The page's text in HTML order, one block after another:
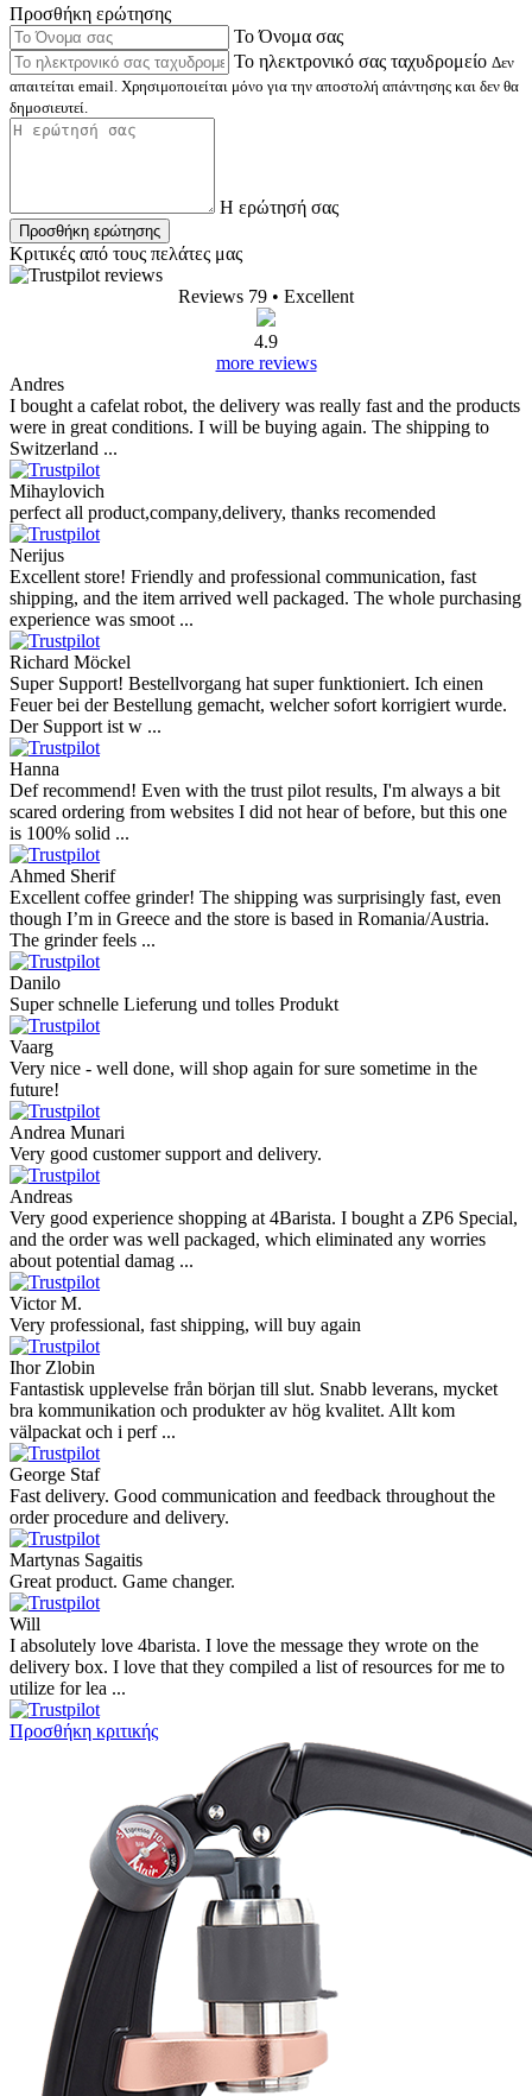
Προσθήκη ερώτησης
Το Όνομα σας
Το ηλεκτρονικό σας ταχυδρομείο Δεν
απαιτείται email. Χρησιμοποιείται μόνο για την αποστολή απάντησης και δεν θα
δημοσιευτεί.
Η ερώτησή σας
Προσθήκη ερώτησης
Κριτικές από τους πελάτες μας
Reviews 79 • Excellent
4.9
more reviews
Andres
I bought a cafelat robot, the delivery was really fast and the products
were in great conditions. I will be buying again. The shipping to
Switzerland ...
Mihaylovich
perfect all product,company,delivery, thanks recomended
Nerijus
Excellent store! Friendly and professional communication, fast
shipping, and the item arrived well packaged. The whole purchasing
experience was smoot ...
Richard Möckel
Super Support! Bestellvorgang hat super funktioniert. Ich einen
Feuer bei der Bestellung gemacht, welcher sofort korrigiert wurde.
Der Support ist w ...
Hanna
Def recommend! Even with the trust pilot results, I'm always a bit
scared ordering from websites I did not hear of before, but this one
is 100% solid ...
Ahmed Sherif
Excellent coffee grinder! The shipping was surprisingly fast, even
though I’m in Greece and the store is based in Romania/Austria.
The grinder feels ...
Danilo
Super schnelle Lieferung und tolles Produkt
Vaarg
Very nice - well done, will shop again for sure sometime in the
future!
Andrea Munari
Very good customer support and delivery.
Andreas
Very good experience shopping at 4Barista. I bought a ZP6 Special,
and the order was well packaged, which eliminated any worries
about potential damag ...
Victor M.
Very professional, fast shipping, will buy again
Ihor Zlobin
Fantastisk upplevelse från början till slut. Snabb leverans, mycket
bra kommunikation och produkter av hög kvalitet. Allt kom
välpackat och i perf ...
George Staf
Fast delivery. Good communication and feedback throughout the
order procedure and delivery.
Martynas Sagaitis
Great product. Game changer.
Will
I absolutely love 4barista. I love the message they wrote on the
delivery box. I love that they compiled a list of resources for me to
utilize for lea ...
Προσθήκη κριτικής